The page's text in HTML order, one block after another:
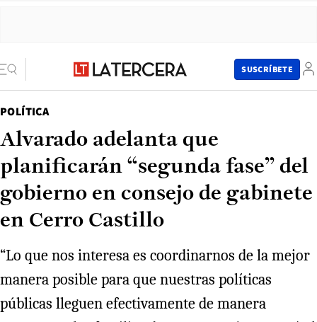
SUSCRÍBETE
POLÍTICA
Alvarado adelanta que
planificarán “segunda fase” del
gobierno en consejo de gabinete
en Cerro Castillo
“Lo que nos interesa es coordinarnos de la mejor
manera posible para que nuestras políticas
públicas lleguen efectivamente de manera